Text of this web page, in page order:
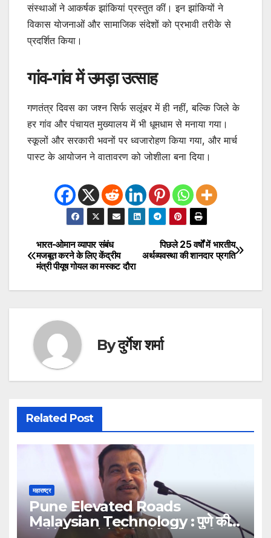
संस्थाओं ने आकर्षक झांकियां प्रस्तुत कीं। इन झांकियों ने
विकास योजनाओं और सामाजिक संदेशों को प्रभावी तरीके से
प्रदर्शित किया।
गांव-गांव में उमड़ा उत्साह
गणतंत्र दिवस का जश्न सिर्फ सलूंबर में ही नहीं, बल्कि जिले के
हर गांव और पंचायत मुख्यालय में भी धूमधाम से मनाया गया।
स्कूलों और सरकारी भवनों पर ध्वजारोहण किया गया, और मार्च
पास्ट के आयोजन ने वातावरण को जोशीला बना दिया।
Post
navigation
पिछले 25 वर्षों में भारतीय
अर्थव्यवस्था की शानदार प्रगति
भारत-ओमान व्यापार संबंध
मजबूत करने के लिए केंद्रीय
मंत्री पीयूष गोयल का मस्कट दौरा
Byदुर्गेश शर्मा
Related Post
महाराष्ट्र
Pune Elevated Roads
Malaysian Technology : पुणे की